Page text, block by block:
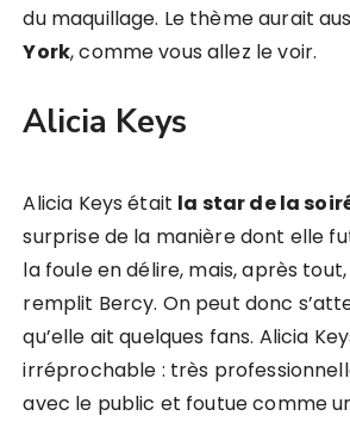
du maquillage. Le thème aurait
York, comme vous allez le voir.
Alicia Keys
Alicia Keys était la star de la
surprise de la manière dont elle
la foule en délire, mais, après
remplit Bercy. On peut donc
qu’elle ait quelques fans. Alicia
irréprochable : très
avec le public et foutue comme